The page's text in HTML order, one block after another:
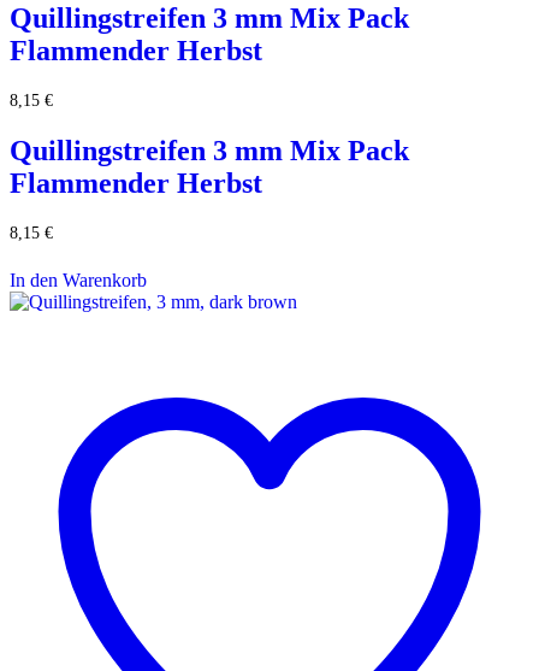
Quillingstreifen 3 mm Mix Pack
Flammender Herbst
8,15 €
Quillingstreifen 3 mm Mix Pack
Flammender Herbst
8,15 €
In den Warenkorb